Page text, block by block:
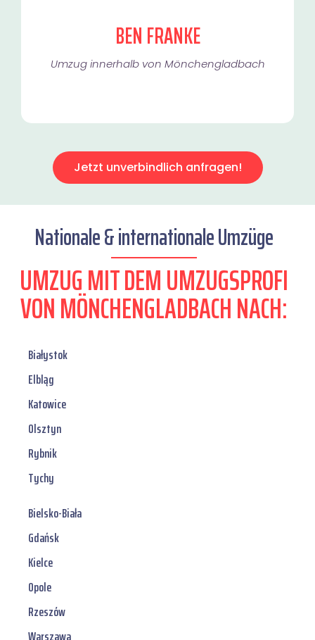
BEN FRANKE
Umzug innerhalb von Mönchengladbach​
Jetzt unverbindlich anfragen!
Nationale & internationale Umzüge
UMZUG MIT DEM UMZUGSPROFI
VON MÖNCHENGLADBACH NACH:
Białystok
Elbląg
Katowice
Olsztyn
Rybnik
Tychy
Bielsko-Biała
Gdańsk
Kielce
Opole
Rzeszów